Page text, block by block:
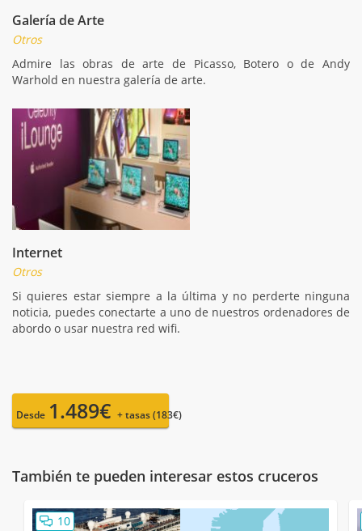
Galería de Arte
Otros
Admire las obras de arte de Picasso, Botero o de Andy
Warhold en nuestra galería de arte.
Internet
Otros
Si quieres estar siempre a la última y no perderte ninguna
noticia, puedes conectarte a uno de nuestros ordenadores de
abordo o usar nuestra red wifi.
Desde 1.489€ + tasas (183€)
También te pueden interesar estos cruceros
10